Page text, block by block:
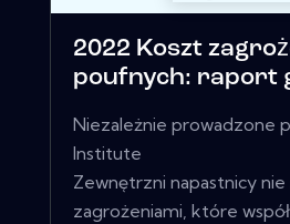
2022 Koszt
poufnych: raport
Niezależnie prowadzone
Institute
Zewnętrzni napastnicy
zagrożeniami, które